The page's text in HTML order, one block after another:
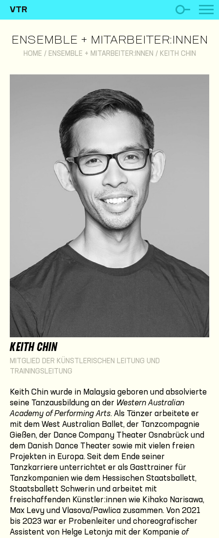
VTR
ENSEMBLE + MITARBEITER:INNEN
HOME / ENSEMBLE + MITARBEITER:INNEN / KEITH CHIN
KEITH CHIN
MITGLIED DER KÜNSTLERISCHEN LEITUNG UND
TRAININGSLEITUNG
Keith Chin wurde in Malaysia geboren und absolvierte
seine Tanzausbildung an der Western Australian
Academy of Performing Arts. Als Tänzer arbeitete er
mit dem West Australian Ballet, der Tanzcompagnie
Gießen, der Dance Company Theater Osnabrück und
dem Danish Dance Theater sowie mit vielen freien
Projekten in Europa. Seit dem Ende seiner
Tanzkarriere unterrichtet er als Gasttrainer für
Tanzkompanien wie dem Hessischen Staatsballett,
Staatsballett Schwerin und arbeitet mit
freischaffenden Künstler:innen wie Kihako Narisawa,
Max Levy und Vlasova/Pawlica zusammen. Von 2021
bis 2023 war er Probenleiter und choreografischer
Assistent von Helge Letonja mit der Kompanie of